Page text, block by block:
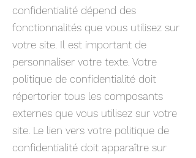
confidentialité dépend des
fonctionnalités que vous utilisez sur
votre site. Il est important de
personnaliser votre texte. Votre
politique de confidentialité doit
répertorier tous les composants
externes que vous utilisez sur votre
site. Le lien vers votre politique de
confidentialité doit apparaître sur